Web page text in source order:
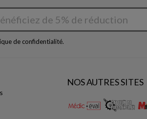
de confidentialité.
NOS AUTRES SITES